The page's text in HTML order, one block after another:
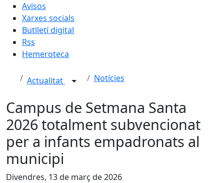
Avisos
Xarxes socials
Butlletí digital
Rss
Hemeroteca
Actualitat Notícies
Campus de Setmana Santa
2026 totalment subvencionat
per a infants empadronats al
municipi
Divendres, 13 de març de 2026